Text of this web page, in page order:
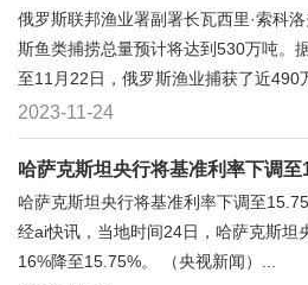
俄罗斯联邦渔业署副署长瓦西里·索科
斯鱼类捕捞总量预计将达到530万吨。
至11月22日，俄罗斯渔业捕获了近490
2023-11-24
哈萨克斯坦央行将基准利率下调至
哈萨克斯坦央行将基准利率下调至
经ai快讯，当地时间24日，哈萨克斯坦
16%降至15.75%。 （央视新闻）...